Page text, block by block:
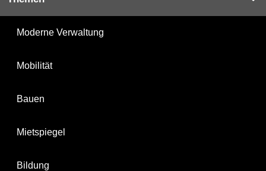
Moderne Verwaltung
Mobilität
Bauen
Mietspiegel
Bildung